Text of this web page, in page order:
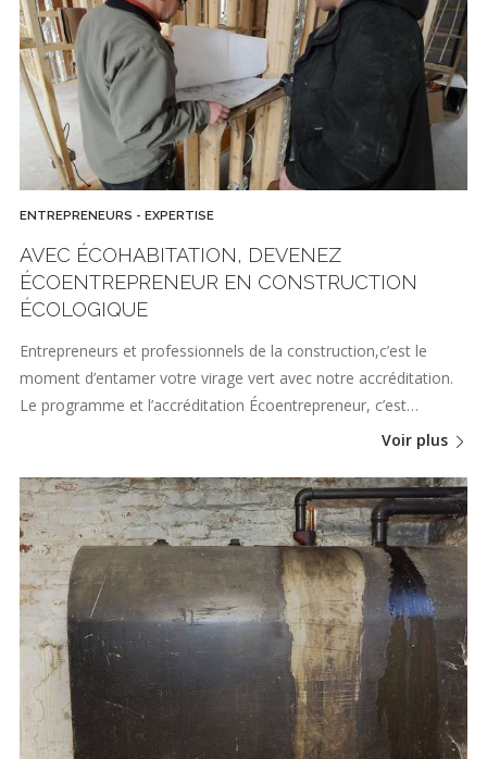
ENTREPRENEURS - EXPERTISE
AVEC ÉCOHABITATION, DEVENEZ
ÉCOENTREPRENEUR EN CONSTRUCTION
ÉCOLOGIQUE
Entrepreneurs et professionnels de la construction,c’est le
moment d’entamer votre virage vert avec notre accréditation.
Le programme et l’accréditation Écoentrepreneur, c’est…
Voir plus